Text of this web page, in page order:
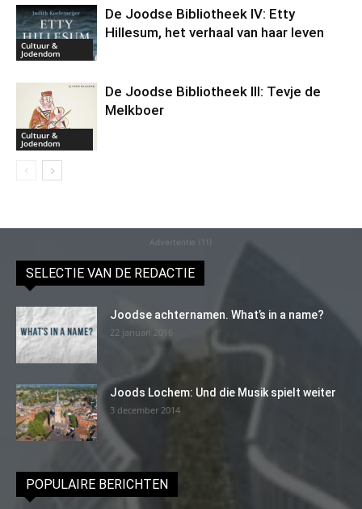
Cultuur &
Jodendom
De Joodse Bibliotheek IV: Etty
Hillesum, het verhaal van haar leven
Cultuur &
Jodendom
De Joodse Bibliotheek III: Tevje de
Melkboer
Advertentie (11)
SELECTIE VAN DE REDACTIE
Joodse achternamen. What’s in a name?
22 januari 2016
Joods Lochem: Und die Musik spielt weiter
3 december 2014
POPULAIRE BERICHTEN